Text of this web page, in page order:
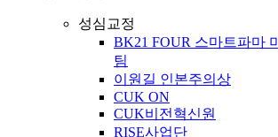
성심교정
BK21 FOUR 스마트파마
팀
이원길 인본주의상
CUK ON
CUK비전혁신원
RISE사업단